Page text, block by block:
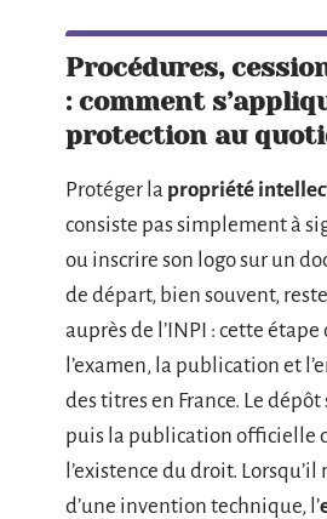
Procédures,
: comment
protection au
Protéger la propriété
consiste pas simplement à
ou inscrire son logo sur un
de départ, bien souvent,
auprès de l’INPI : cette
l’examen, la publication et
des titres en France. Le
puis la publication officielle
l’existence du droit. Lorsqu’il
d’une invention technique, l’